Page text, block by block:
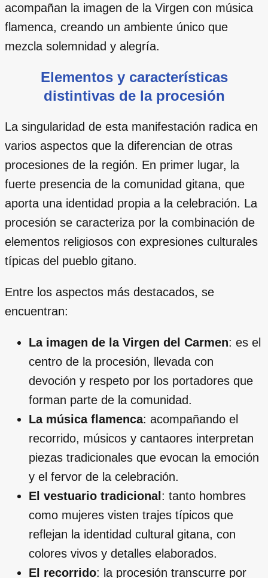
acompañan la imagen de la Virgen con música
flamenca, creando un ambiente único que
mezcla solemnidad y alegría.
Elementos y características
distintivas de la procesión
La singularidad de esta manifestación radica en
varios aspectos que la diferencian de otras
procesiones de la región. En primer lugar, la
fuerte presencia de la comunidad gitana, que
aporta una identidad propia a la celebración. La
procesión se caracteriza por la combinación de
elementos religiosos con expresiones culturales
típicas del pueblo gitano.
Entre los aspectos más destacados, se
encuentran:
La imagen de la Virgen del Carmen: es el
centro de la procesión, llevada con
devoción y respeto por los portadores que
forman parte de la comunidad.
La música flamenca: acompañando el
recorrido, músicos y cantaores interpretan
piezas tradicionales que evocan la emoción
y el fervor de la celebración.
El vestuario tradicional : tanto hombres
como mujeres visten trajes típicos que
reflejan la identidad cultural gitana, con
colores vivos y detalles elaborados.
El recorrido: la procesión transcurre por